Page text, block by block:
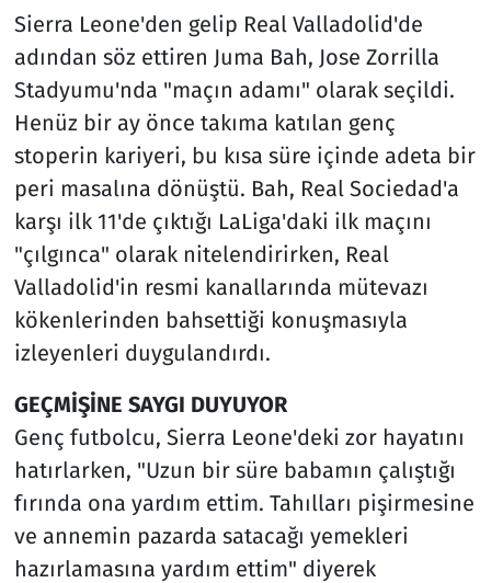
Sierra Leone'den gelip Real Valladolid'de
adından söz ettiren Juma Bah, Jose Zorrilla
Stadyumu'nda "maçın adamı" olarak seçildi.
Henüz bir ay önce takıma katılan genç
stoperin kariyeri, bu kısa süre içinde adeta bir
peri masalına dönüştü. Bah, Real Sociedad'a
karşı ilk 11'de çıktığı LaLiga'daki ilk maçını
"çılgınca" olarak nitelendirirken, Real
Valladolid'in resmi kanallarında mütevazı
kökenlerinden bahsettiği konuşmasıyla
izleyenleri duygulandırdı.
GEÇMİŞİNE SAYGI DUYUYOR
Genç futbolcu, Sierra Leone'deki zor hayatını
hatırlarken, "Uzun bir süre babamın çalıştığı
fırında ona yardım ettim. Tahılları pişirmesine
ve annemin pazarda satacağı yemekleri
hazırlamasına yardım ettim" diyerek
Teknoloji ve Bilim
Televizyon